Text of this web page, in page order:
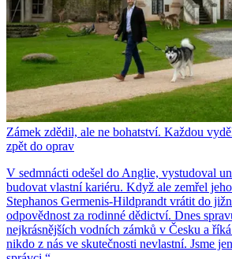
Zámek zdědil, ale ne bohatství. Každou
zpět do oprav
V sedmnácti odešel do Anglie, vystudoval
budovat vlastní kariéru. Když ale zemřel
Stephanos Germenis-Hildprandt vrátit do
odpovědnost za rodinné dědictví. Dnes
nejkrásnějších vodních zámků v Česku a
nikdo z nás ve skutečnosti nevlastní. Jsme